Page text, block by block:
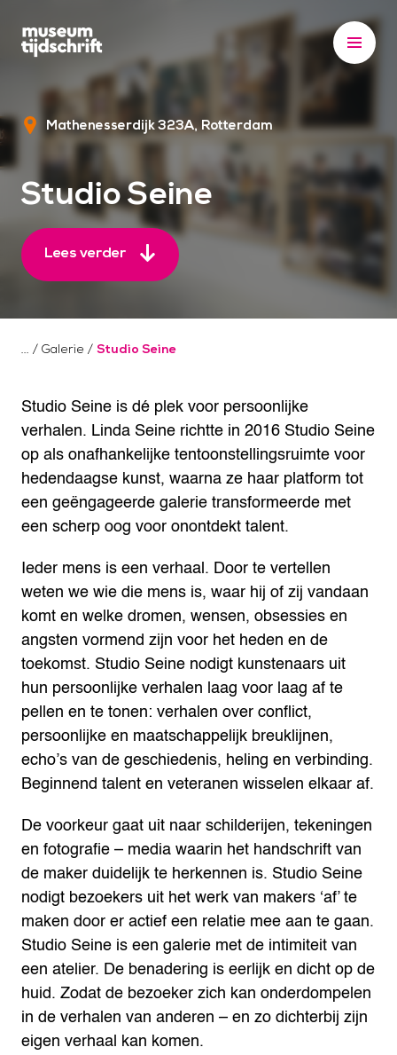
o
o
Mathenesserdijk 323A Rotterdam
Studio Seine
Lees verder
/ Galerie / Studio Seine
Studio Seine is dé plek voor persoonlijke
verhalen. Linda Seine richtte in 2016 Studio Seine
op als onafhankelijke tentoonstellingsruimte voor
hedendaagse kunst, waarna ze haar platform tot
een geëngageerde galerie transformeerde met
een scherp oog voor onontdekt talent.
Ieder mens is een verhaal. Door te vertellen
weten we wie die mens is, waar hij of zij vandaan
komt en welke dromen, wensen, obsessies en
angsten vormend zijn voor het heden en de
toekomst. Studio Seine nodigt kunstenaars uit
hun persoonlijke verhalen laag voor laag af te
pellen en te tonen: verhalen over conflict,
persoonlijke en maatschappelijk breuklijnen,
echo’s van de geschiedenis, heling en verbinding.
Beginnend talent en veteranen wisselen elkaar af.
De voorkeur gaat uit naar schilderijen, tekeningen
en fotografie – media waarin het handschrift van
de maker duidelijk te herkennen is. Studio Seine
nodigt bezoekers uit het werk van makers ‘af’ te
maken door er actief een relatie mee aan te gaan.
Studio Seine is een galerie met de intimiteit van
een atelier. De benadering is eerlijk en dicht op de
huid. Zodat de bezoeker zich kan onderdompelen
in de verhalen van anderen – en zo dichterbij zijn
eigen verhaal kan komen.